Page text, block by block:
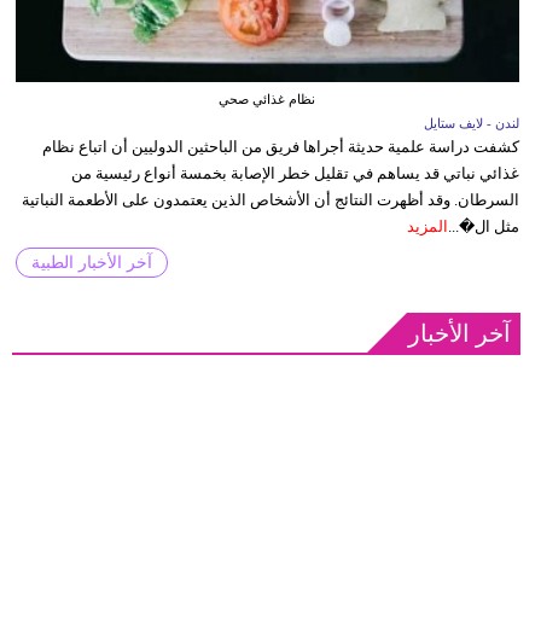
نظام غذائي صحي
لندن - لايف ستايل
كشفت دراسة علمية حديثة أجراها فريق من الباحثين الدوليين أن اتباع نظام
غذائي نباتي قد يساهم في تقليل خطر الإصابة بخمسة أنواع رئيسية من
السرطان. وقد أظهرت النتائج أن الأشخاص الذين يعتمدون على الأطعمة النباتية
مثل ال�...
المزيد
آخر الأخبار الطبية
آخر الأخبار